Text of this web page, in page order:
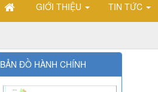
GIỚI THIỆU TIN TỨC
BẢN ĐỒ HÀNH CHÍNH